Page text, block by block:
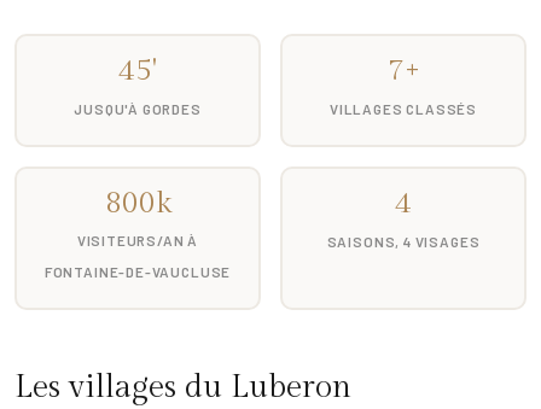
45'
JUSQU'À GORDES
7+
VILLAGES CLASSÉS
800k
VISITEURS/AN À
FONTAINE-DE-VAUCLUSE
4
SAISONS, 4 VISAGES
Les villages du Luberon